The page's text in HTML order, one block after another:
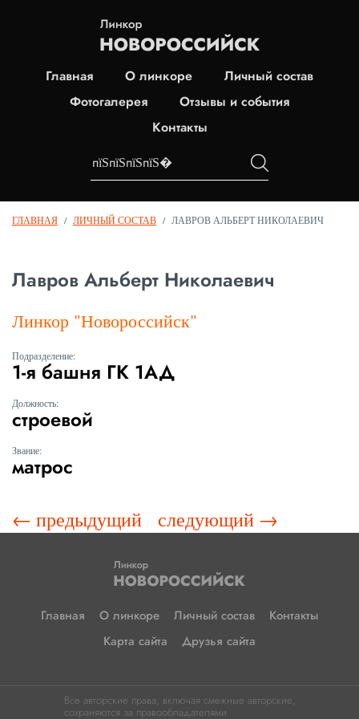
Главная О линкоре
Личный состав
Фотогалерея
Отзывы и события
Контакты
ГЛАВНАЯ / ЛИЧНЫЙ СОСТАВ / ЛАВРОВ АЛЬБЕРТ НИКОЛАЕВИЧ
Лавров Альберт Николаевич
Линкор "Новороссийск"
Подразделение:
1-я башня ГК 1АД
Должность:
строевой
Звание:
матрос
← предыдущий следующий →
Главная О линкоре Личный состав
Контакты
Карта сайта
Друзья сайта
Все авторские права, включая смежные авторские,
сохраняются за правообладателями